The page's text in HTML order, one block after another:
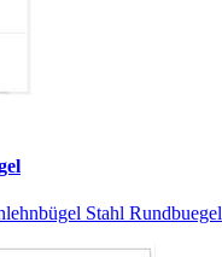
Stahl Rundbuegel